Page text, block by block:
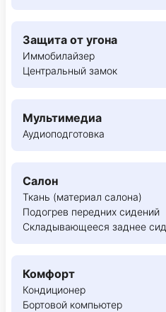
Защита от угона
Иммобилайзер
Центральный замок
Мультимедиа
Аудиоподготовка
Салон
Ткань (материал салона)
Подогрев передних сидений
Складывающееся заднее
Комфорт
Кондиционер
Бортовой компьютер